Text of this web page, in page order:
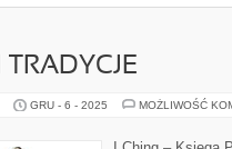
TRADYCJE
GRU - 6 - 2025 MOŻLIWOŚĆ